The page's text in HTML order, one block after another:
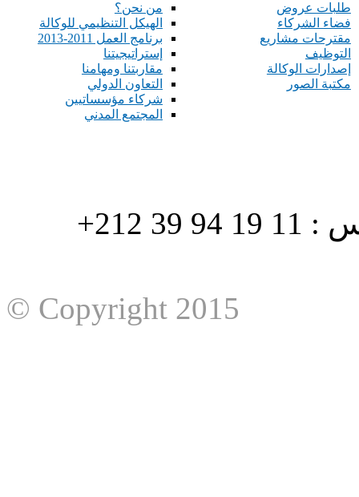
من نحن؟
الهيكل التنظيمي للوكالة
برنامج العمل 2011-2013
إستراتيجيتنا
مقاربتنا ومهامنا
التعاون الدولي
شركاء مؤسساتيين
المجتمع المدني
طلبات عروض
فضاء الشركاء
مقترحات مشاريع
التوظيف
إصدارات الوكالة
مكتبة الصور
هاتف : 90/88 32 94 39 212+ فاكس : 11 19 94 39 212+
© Copyright 2015